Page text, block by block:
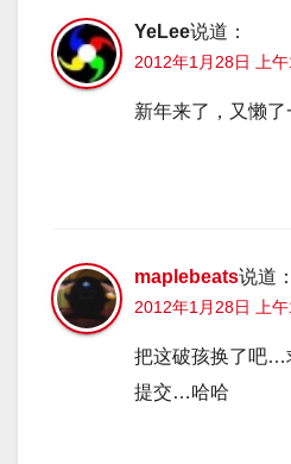
YeLee说道：
2012年1月28日 上
新年来了，又懒了
maplebeats说道：
2012年1月28日 上
把这破孩换了吧…
提交…哈哈